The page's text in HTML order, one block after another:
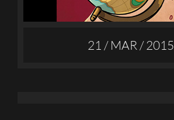
21 / MAR / 2015